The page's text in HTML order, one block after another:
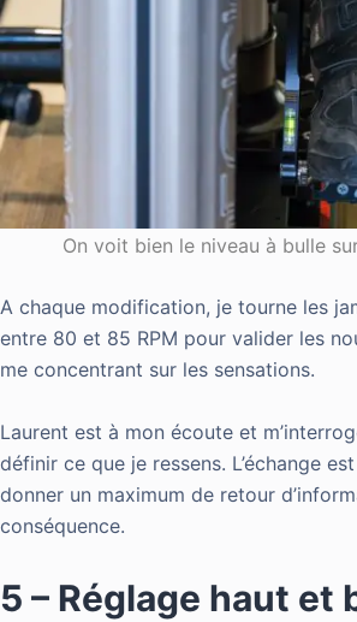
On voit bien le niveau à bulle
A chaque modification, je tourne les
entre 80 et 85 RPM pour valider les
me concentrant sur les sensations.
Laurent est à mon écoute et
définir ce que je ressens. L’échange
donner un maximum de retour
conséquence.
5 – Réglage haut et